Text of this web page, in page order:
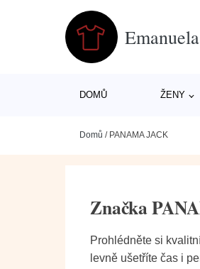
DOMŮ ŽENY
Domů / PANAMA JACK
Značka
Prohlédněte si
levně ušetříte čas i